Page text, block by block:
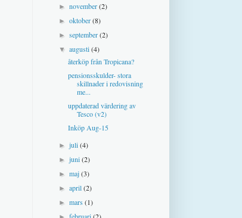
►november(2)
►oktober(8)
►september(2)
▼augusti(4)
återköp från Tropicana?
pensionsskulder- stora
skillnader i redovisning
me...
uppdaterad värdering av
Tesco (v2)
Inköp Aug-15
►juli(4)
►juni(2)
►maj(3)
►april(2)
►mars(1)
februari(2)